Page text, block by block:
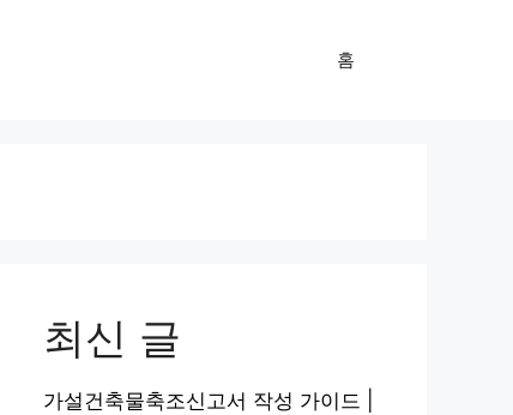
홈
최신 글
가설건축물축조신고서 작성 가이드 |